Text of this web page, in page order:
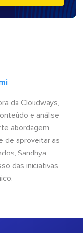
da Cloudways,
e análise
abordagem
de aproveitar as
Sandhya
das iniciativas